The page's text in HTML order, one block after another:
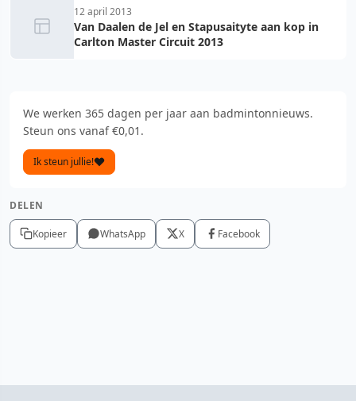
12 april 2013
Van Daalen de Jel en Stapusaityte aan kop in
Carlton Master Circuit 2013
We werken 365 dagen per jaar aan badmintonnieuws.
Steun ons vanaf €0,01.
Ik steun jullie!
DELEN
Kopieer WhatsApp X Facebook